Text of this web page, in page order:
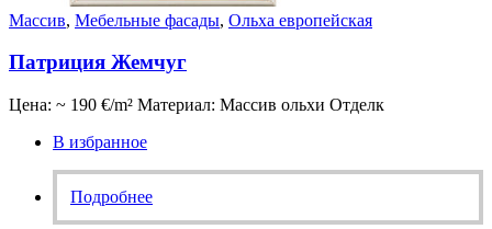
Массив, Мебельные фасады, Ольха европейская
Патриция Жемчуг
Цена: ~ 190 €/m² Материал: Массив ольхи Отделк
В избранное
Подробнее